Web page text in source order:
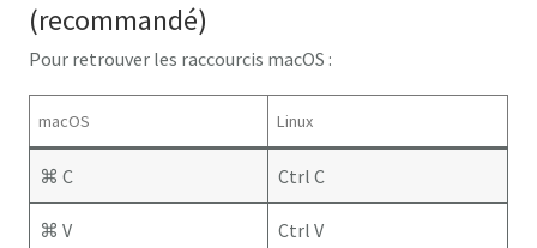
(recommandé)
Pour retrouver les raccourcis macOS :
macOS Linux
⌘ C Ctrl C
⌘ V Ctrl V